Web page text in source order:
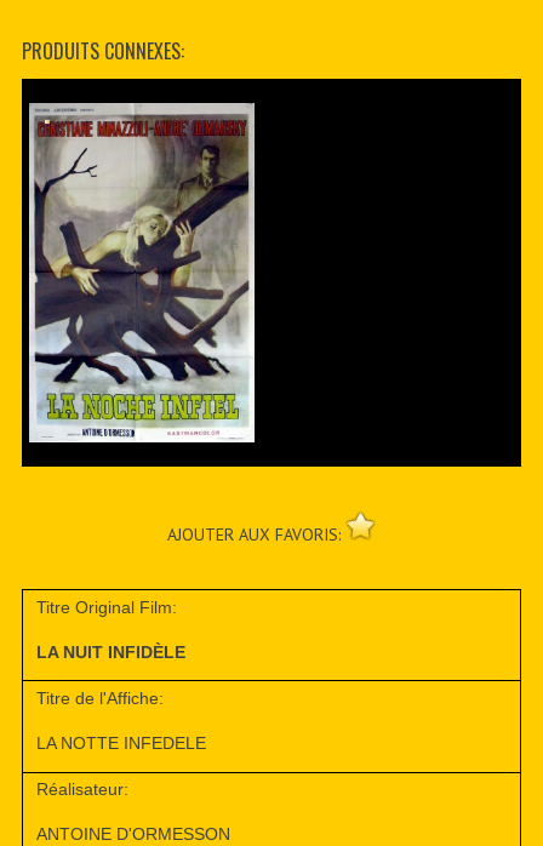
PRODUITS CONNEXES:
AJOUTER AUX FAVORIS:
Titre Original Film:
LA NUIT INFIDÈLE
Titre de l'Affiche:
LA NOTTE INFEDELE
Réalisateur:
ANTOINE D'ORMESSON